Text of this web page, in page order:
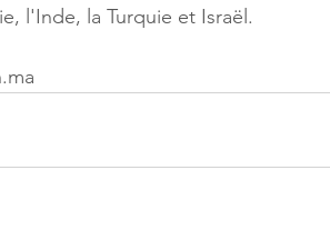
l'Inde, la Turquie et Israël.